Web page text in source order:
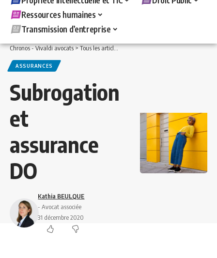
Ressources humaines
Transmission d’entreprise
Chronos - Vivaldi avocats>Tous les articles >Immobilier>Assurances>
ASSURANCES
Subrogation
et
assurance
DO
Kathia BEULQUE
- Avocat associée
31 décembre 2020